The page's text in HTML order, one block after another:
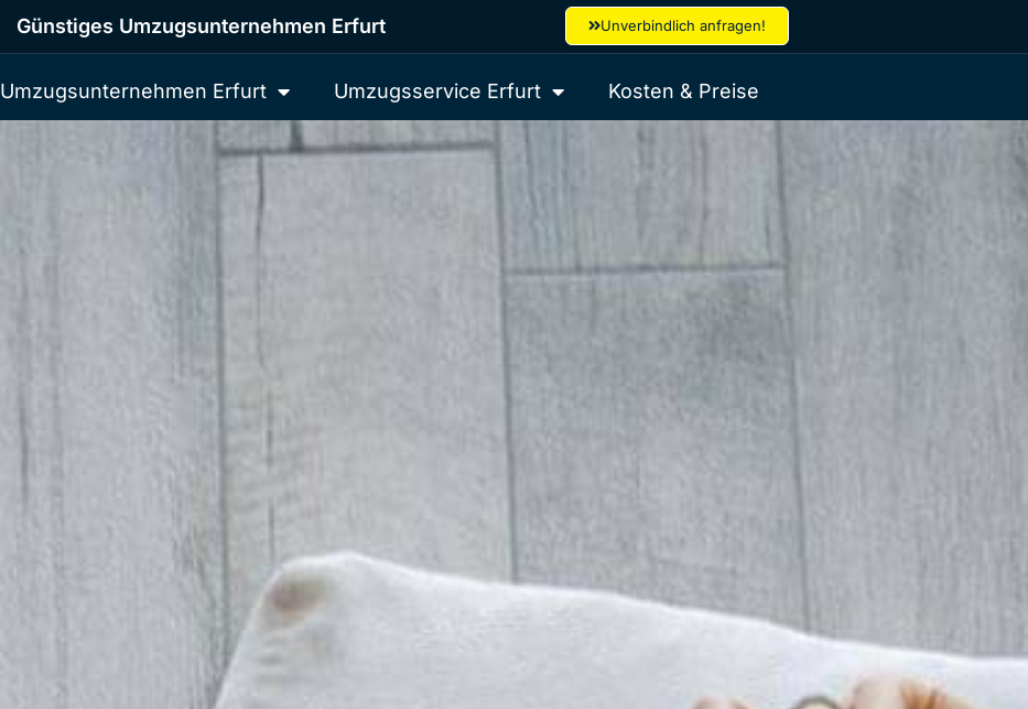
Günstiges Umzugsunternehmen Erfurt Unverbindlich anfragen!
Umzugsunternehmen Erfurt Umzugsservice Erfurt Kosten & Preise